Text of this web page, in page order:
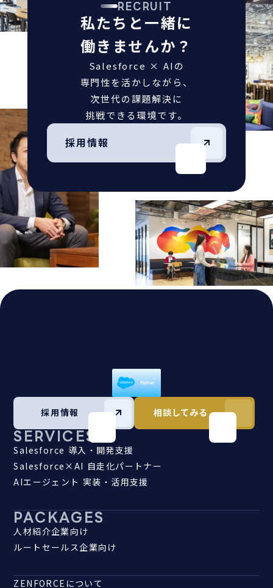
RECRUIT
私たちと一緒に
働きませんか？
Salesforce × AIの
専門性を活かしながら、
次世代の課題解決に
挑戦できる環境です。
採用情報
SERVICES
Salesforce 導入・開発支援
Salesforce×AI 自走化パートナー
AIエージェント 実装・活用支援
PACKAGES
人材紹介企業向け
ルートセールス企業向け
ZENFORCEについて
採用情報 相談してみる